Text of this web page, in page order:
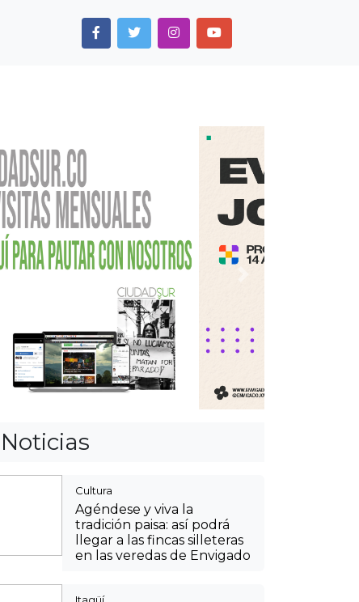
Noticias
Cultura
Agéndese y viva la
tradición paisa: así podrá
llegar a las fincas silleteras
en las veredas de Envigado